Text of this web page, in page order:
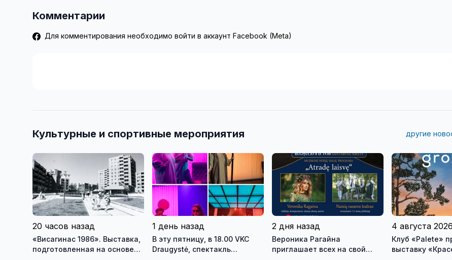
Комментарии
Для комментирования необходимо войти в аккаунт Facebook (Meta)
Культурные и спортивные мероприятия другие
20 часов назад
«Висагинас 1986». Выставка,
подготовленная на основе
1 день назад
В эту пятницу, в 18.00 VKC
Draugystė, спектакль
2 дня назад
Вероника Рагайна
приглашает всех на свой
4 августа 2026
Клуб «Palete» приглашает на
выставку